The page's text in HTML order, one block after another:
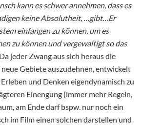
kann es schwer annehmen, dass es
keine Absolutheit, …gibt…Er
einfangen zu können, um es
zu können und vergewaltigt so das
jeder Zwang aus sich heraus die
Gebiete auszudehnen, entwickelt
und Denken eigendynamisch zu
Einengung (immer mehr Regeln,
am Ende darf bspw. nur noch ein
im Film einen solchen darstellen und